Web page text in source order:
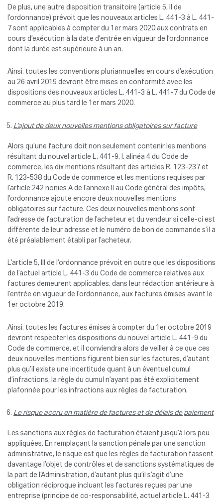
De plus, une autre disposition transitoire (article 5, II de
l’ordonnance) prévoit que les nouveaux articles L. 441-3 à L. 441-
7 sont applicables à compter du 1er mars 2020 aux contrats en
cours d’exécution à la date d’entrée en vigueur de l’ordonnance
dont la durée est supérieure à un an.
Ainsi, toutes les conventions pluriannuelles en cours d’exécution
au 26 avril 2019 devront être mises en conformité avec les
dispositions des nouveaux articles L. 441-3 à L. 441-7 du Code de
commerce au plus tard le 1er mars 2020.
L’ajout de deux nouvelles mentions obligatoires sur facture
Alors qu’une facture doit non seulement contenir les mentions
résultant du nouvel article L. 441-9, I, alinéa 4 du Code de
commerce, les dix mentions résultant des articles R. 123-237 et
R. 123-538 du Code de commerce et les mentions requises par
l’article 242 nonies A de l’annexe II au Code général des impôts,
l’ordonnance ajoute encore deux nouvelles mentions
obligatoires sur facture. Ces deux nouvelles mentions sont
l’adresse de facturation de l’acheteur et du vendeur si celle-ci est
différente de leur adresse et le numéro de bon de commande s’il a
été préalablement établi par l’acheteur.
L’article 5, III de l’ordonnance prévoit en outre que les dispositions
de l’actuel article L. 441-3 du Code de commerce relatives aux
factures demeurent applicables, dans leur rédaction antérieure à
l’entrée en vigueur de l’ordonnance, aux factures émises avant le
1er octobre 2019.
Ainsi, toutes les factures émises à compter du 1er octobre 2019
devront respecter les dispositions du nouvel article L. 441-9 du
Code de commerce, et il conviendra alors de veiller à ce que ces
deux nouvelles mentions figurent bien sur les factures, d’autant
plus qu’il existe une incertitude quant à un éventuel cumul
d’infractions, la règle du cumul n’ayant pas été explicitement
plafonnée pour les infractions aux règles de facturation.
Le risque accru en matière de factures et de délais de paiement
Les sanctions aux règles de facturation étaient jusqu’à lors peu
appliquées. En remplaçant la sanction pénale par une sanction
administrative, le risque est que les règles de facturation fassent
davantage l’objet de contrôles et de sanctions systématiques de
la part de l’Administration, d’autant plus qu’il s’agit d’une
obligation réciproque incluant les factures reçues par une
entreprise (principe de co-responsabilité, actuel article L. 441-3